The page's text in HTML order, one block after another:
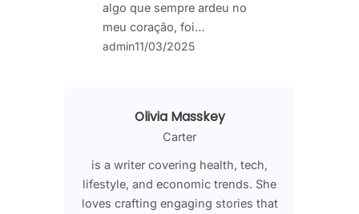
algo que sempre ardeu no
meu coração, foi…
admin11/03/2025
Olivia Masskey
Carter
is a writer covering health, tech,
lifestyle, and economic trends. She
loves crafting engaging stories that